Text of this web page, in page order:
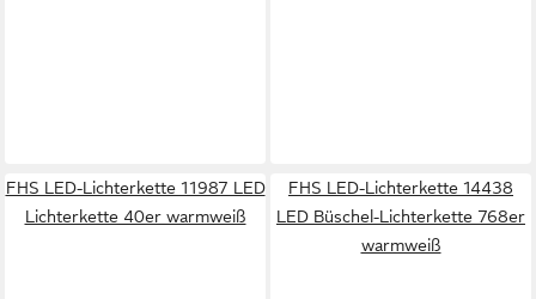
FHS LED-Lichterkette 11987 LED
Lichterkette 40er warmweiß
FHS LED-Lichterkette 14438
LED Büschel-Lichterkette 768er
warmweiß